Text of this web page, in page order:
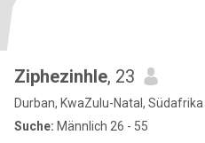
Ziphezinhle, 23
Durban, KwaZulu-Natal, Südafrika
Suche: Männlich 26 - 55